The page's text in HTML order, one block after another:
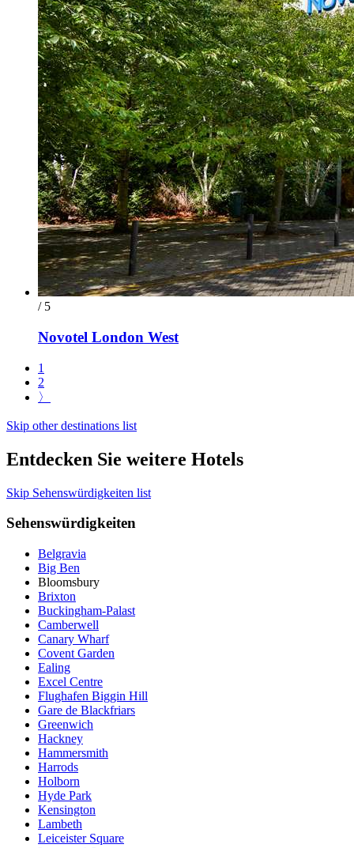
/ 5
Novotel London West
1
2
〉
Skip other destinations list
Entdecken Sie weitere Hotels
Skip Sehenswürdigkeiten list
Sehenswürdigkeiten
Belgravia
Big Ben
Bloomsbury
Brixton
Buckingham-Palast
Camberwell
Canary Wharf
Covent Garden
Ealing
Excel Centre
Flughafen Biggin Hill
Gare de Blackfriars
Greenwich
Hackney
Hammersmith
Harrods
Holborn
Hyde Park
Kensington
Lambeth
Leiceister Square